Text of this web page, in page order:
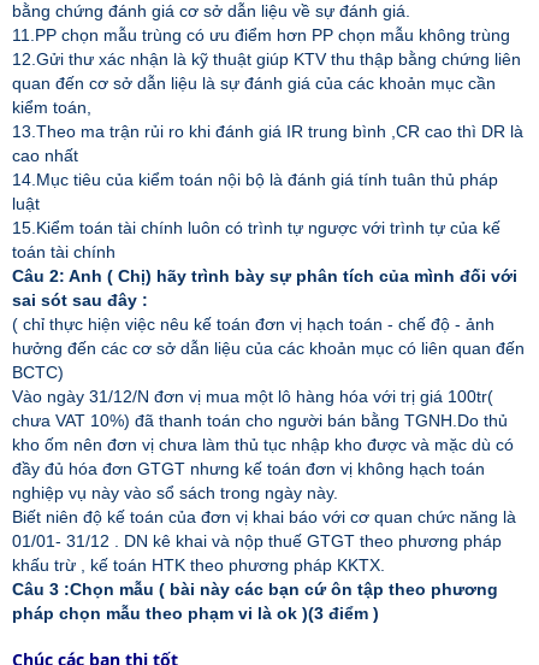
bằng chứng đánh giá cơ sở dẫn liệu về sự đánh giá.
11.PP chọn mẫu trùng có ưu điểm hơn PP chọn mẫu không trùng
12.Gửi thư xác nhận là kỹ thuật giúp KTV thu thập bằng chứng liên
quan đến cơ sở dẫn liệu là sự đánh giá của các khoản mục cần
kiểm toán,
13.Theo ma trận rủi ro khi đánh giá IR trung bình ,CR cao thì DR là
cao nhất
14.Mục tiêu của kiểm toán nội bộ là đánh giá tính tuân thủ pháp
luật
15.Kiểm toán tài chính luôn có trình tự ngược với trình tự của kế
toán tài chính
Câu 2: Anh ( Chị) hãy trình bày sự phân tích của mình đối với
sai sót sau đây :
( chỉ thực hiện việc nêu kế toán đơn vị hạch toán - chế độ - ảnh
hưởng đến các cơ sở dẫn liệu của các khoản mục có liên quan đến
BCTC)
Vào ngày 31/12/N đơn vị mua một lô hàng hóa với trị giá 100tr(
chưa VAT 10%) đã thanh toán cho người bán bằng TGNH.Do thủ
kho ốm nên đơn vị chưa làm thủ tục nhập kho được và mặc dù có
đầy đủ hóa đơn GTGT nhưng kế toán đơn vị không hạch toán
nghiệp vụ này vào sổ sách trong ngày này.
Biết niên độ kế toán của đơn vị khai báo với cơ quan chức năng là
01/01- 31/12 . DN kê khai và nộp thuế GTGT theo phương pháp
khấu trừ , kế toán HTK theo phương pháp KKTX.
Câu 3 :Chọn mẫu ( bài này các bạn cứ ôn tập theo phương
pháp chọn mẫu theo phạm vi là ok )(3 điểm )
Chúc các bạn thi tốt